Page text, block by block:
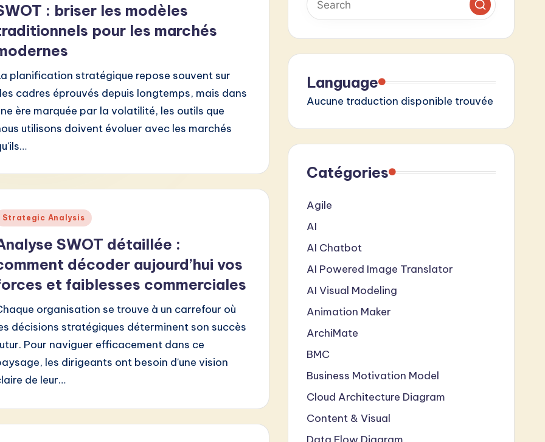
: briser les modèles
pour les marchés
planification stratégique repose souvent sur
cadres éprouvés depuis longtemps, mais dans
ère marquée par la volatilité, les outils que
utilisons doivent évoluer avec les marchés
Strategic Analysis
SWOT détaillée :
décoder aujourd’hui vos
et faiblesses commerciales
organisation se trouve à un carrefour où
décisions stratégiques déterminent son succès
Pour naviguer efficacement dans ce
les dirigeants ont besoin d'une vision
de leur…
Language
Aucune traduction disponible trouvée
Catégories
Agile
AI
AI Chatbot
AI Powered Image Translator
AI Visual Modeling
Animation Maker
ArchiMate
BMC
Business Motivation Model
Cloud Architecture Diagram
Content & Visual